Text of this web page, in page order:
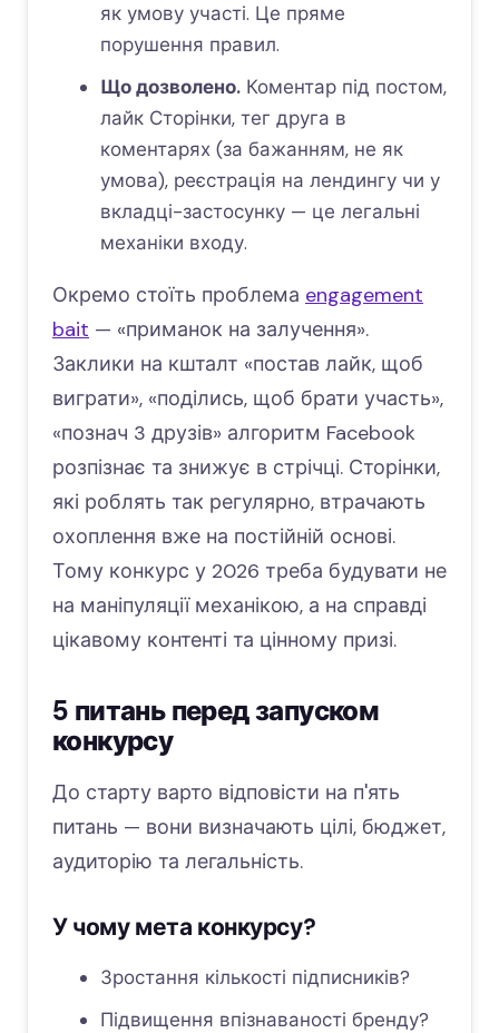
як умову участі. Це пряме
порушення правил.
Що дозволено.Коментар під постом,
лайк Сторінки, тег друга в
коментарях (за бажанням, не як
умова), реєстрація на лендингу чи у
вкладці-застосунку — це легальні
механіки входу.
Окремо стоїть проблема engagement
bait — «приманок на залучення».
Заклики на кшталт «постав лайк, щоб
виграти», «поділись, щоб брати участь»,
«познач 3 друзів» алгоритм Facebook
розпізнає та знижує в стрічці. Сторінки,
які роблять так регулярно, втрачають
охоплення вже на постійній основі.
Тому конкурс у 2026 треба будувати не
на маніпуляції механікою, а на справді
цікавому контенті та цінному призі.
5 питань перед запуском
конкурсу
До старту варто відповісти на п'ять
питань — вони визначають цілі, бюджет,
аудиторію та легальність.
У чому мета конкурсу?
Зростання кількості підписників?
Підвищення впізнаваності бренду?